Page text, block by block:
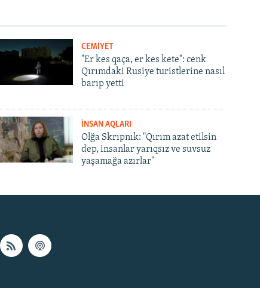
CEMİYET
"Er kes qaça, er kes kete": cenk
Qırımdaki Rusiye turistlerine nasıl
barıp yetti
İNSAN AQLARI
Olğa Skrıpnık: "Qırım azat etilsin
dep, insanlar yarıqsız ve suvsuz
yaşamağa azırlar"